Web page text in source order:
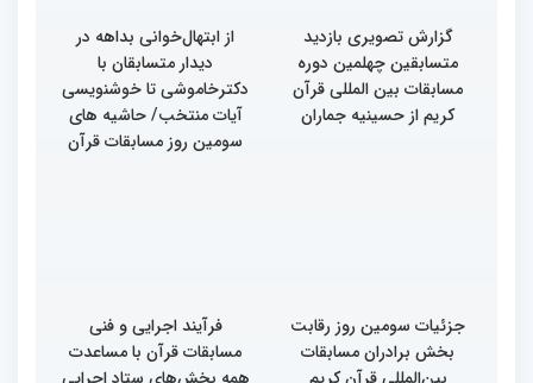
گزارش تصویری بازدید
متسابقین چهلمین دوره
مسابقات بین المللی قرآن
کریم از حسینیه جماران
از ابتهال‌خوانی بداهه در
دیدار متسابقان با
دکترخاموشی تا خوشنویسی
آیات منتخب/ حاشیه های
سومین روز مسابقات قرآن
جزئیات سومین روز رقابت
بخش برادران مسابقات
فرآیند اجرایی و فنی
مسابقات قرآن با مساعدت